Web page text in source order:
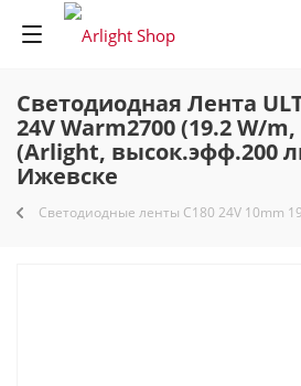
Светодиодная Лента
24V Warm2700 (19.2 W/
(Arlight, высок.эфф.200
Ижевске
Светодиодные ленты C180 24V 10mm